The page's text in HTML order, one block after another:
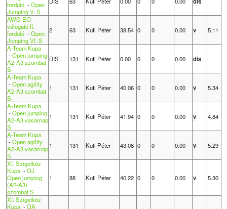
forduló-Open
Jumping V. S
AWC-EO
válogató II.
forduló-Open
Jumping VI. S
2 63 Kuti Péter 38.54 0 0 0.00 v 5.11
A-Team Kupa
-Open jumping
A2-A3 szombat
S
DIS 131 Kuti Péter 0.00 0 0 0.00 dis
A-Team Kupa
-Open agility
A2-A3 szombat
S
1 131 Kuti Péter 40.06 0 0 0.00 v 5.34
A-Team Kupa
-Open jumping
A2-A3 vasárnap
S
1 131 Kuti Péter 41.94 0 0 0.00 v 4.84
A-Team Kupa
-Open agility
A2-A3 vasárnap
S
1 131 Kuti Péter 43.08 0 0 0.00 v 5.29
XI. Szigetköz
Kupa-OJ
Open jumping
(A2-A3)
szombat S
1 88 Kuti Péter 40.22 0 0 0.00 v 5.30
XI. Szigetköz
Kupa-OA